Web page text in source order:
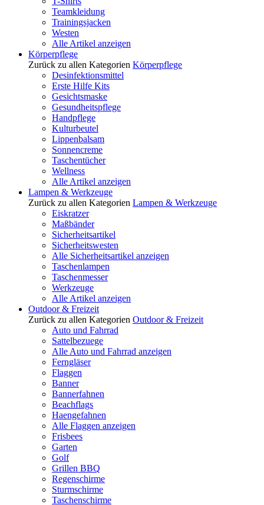
Teamkleidung
Trainingsjacken
Westen
Alle Artikel anzeigen
Körperpflege
Zurück zu allen Kategorien Körperpflege
Desinfektionsmittel
Erste Hilfe Kits
Gesichtsmaske
Gesundheitspflege
Handpflege
Kulturbeutel
Lippenbalsam
Sonnencreme
Taschentücher
Wellness
Alle Artikel anzeigen
Lampen & Werkzeuge
Zurück zu allen Kategorien Lampen & Werkzeuge
Eiskratzer
Maßbänder
Sicherheitsartikel
Sicherheitswesten
Alle Sicherheitsartikel anzeigen
Taschenlampen
Taschenmesser
Werkzeuge
Alle Artikel anzeigen
Outdoor & Freizeit
Zurück zu allen Kategorien Outdoor & Freizeit
Auto und Fahrrad
Sattelbezuege
Alle Auto und Fahrrad anzeigen
Ferngläser
Flaggen
Banner
Bannerfahnen
Beachflags
Haengefahnen
Alle Flaggen anzeigen
Frisbees
Garten
Golf
Grillen BBQ
Regenschirme
Sturmschirme
Taschenschirme